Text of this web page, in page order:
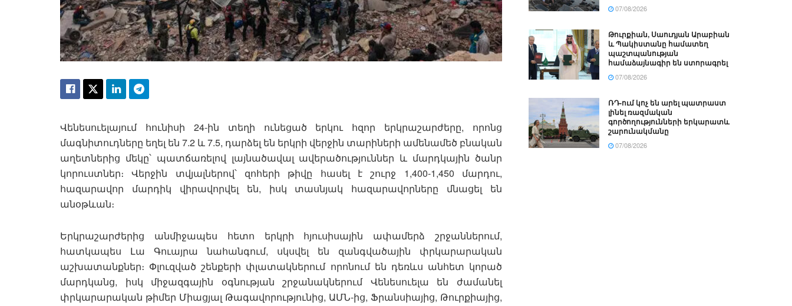
Վենեսուելայում հունիսի 24-ին տեղի ունեցած երկու հզոր երկրաշարժերը, որոնց
մագնիտուդները եղել են 7.2 և 7.5, դարձել են երկրի վերջին տարիների ամենամեծ բնական
աղետներից մեկը՝ պատճառելով լայնածավալ ավերածություններ և մարդկային ծանր
կորուստներ։ Վերջին տվյալներով՝ զոհերի թիվը հասել է շուրջ 1,400-1,450 մարդու,
հազարավոր մարդիկ վիրավորվել են, իսկ տասնյակ հազարավորները մնացել են
անօթևան։
Երկրաշարժերից անմիջապես հետո երկրի հյուսիսային ափամերձ շրջաններում,
հատկապես Լա Գուայրա նահանգում, սկսվել են զանգվածային փրկարարական
աշխատանքներ։ Փլուզված շենքերի փլատակներում որոնում են դեռևս անհետ կորած
մարդկանց, իսկ միջազգային օգնության շրջանակներում Վենեսուելա են ժամանել
փրկարարական թիմեր Միացյալ Թագավորությունից, ԱՄՆ-ից, Ֆրանսիայից, Թուրքիայից,
07/08/2026
Թուրքիան, Սաուդյան Արաբիան
և Պակիստանը համատեղ
պաշտպանության
համաձայնագիր են ստորագրել
07/08/2026
ՌԴ-ում կոչ են արել պատրաստ
լինել ռազմական
գործողությունների երկարատև
շարունակմանը
07/08/2026